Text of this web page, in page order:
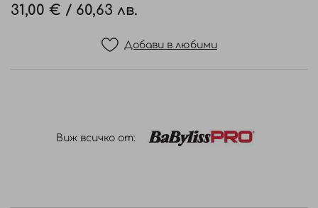
31,00 € / 60,63 лв.
Добави в любими
Виж всичко от: